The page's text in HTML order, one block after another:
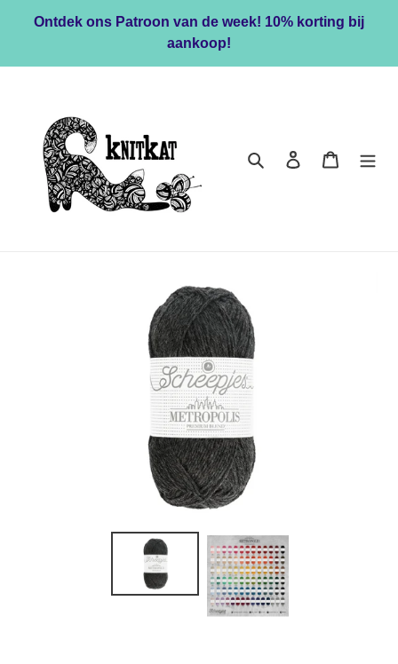
content
Ontdek ons Patroon van de week! 10% korting bij
aankoop!
Zoeken Inloggen